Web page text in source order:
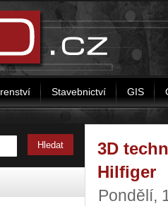
Stavebnictví GIS
3D
Hilfiger
Pondělí,